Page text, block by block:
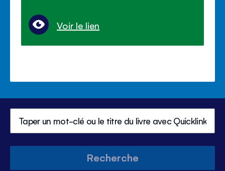
Voir le lien
Recherche